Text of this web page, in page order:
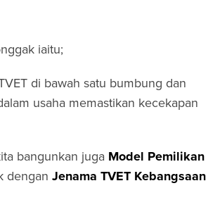
iaitu;
di bawah satu bumbung dan
usaha memastikan kecekapan
bangunkan juga Model Pemilikan
dengan Jenama TVET Kebangsaan